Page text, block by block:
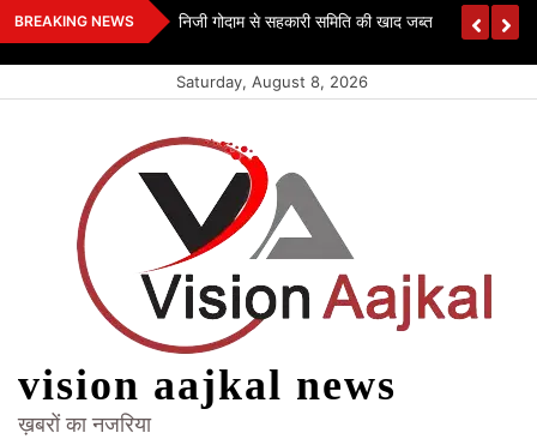
Skip
to
BREAKING NEWS निजी गोदाम से सहकारी समिति की खाद जब्त
Saturday, August 8, 2026
vision aajkal news
ख़बरों का नजरिया